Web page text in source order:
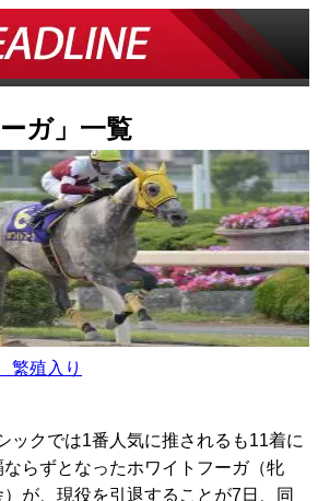
ガ」一覧
繁殖入り
ックでは1番人気に推されるも11着に
らずとなったホワイトフーガ（牝
が、現役を引退することが7日、同